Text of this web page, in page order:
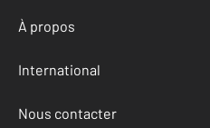
À propos
International
Nous contacter